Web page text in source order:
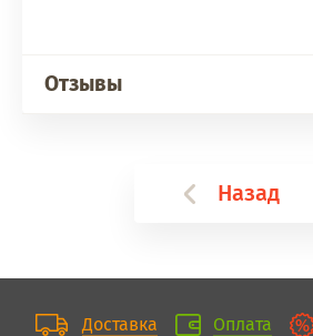
Отзывы
Назад
Доставка Оплата